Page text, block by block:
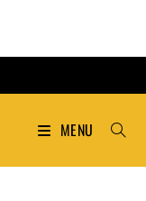
MENU